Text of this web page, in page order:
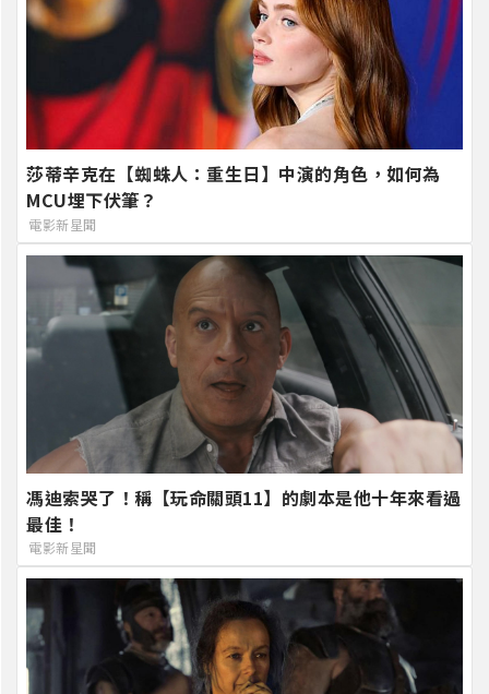
莎蒂辛克在【蜘蛛人：重生日】中演的角色，如何為
MCU埋下伏筆？
電影新星聞
馮迪索哭了！稱【玩命關頭11】的劇本是他十年來看過
最佳！
電影新星聞